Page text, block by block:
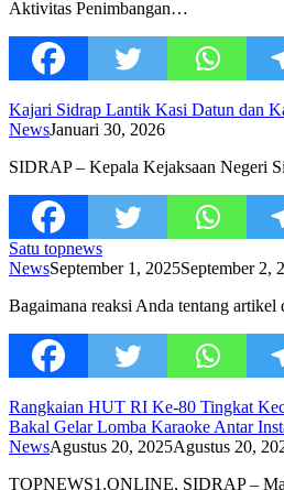
Aktivitas Penimbangan…
Kajari Sidrap Lantik Kasi Datun dan
NewsJanuari 30, 2026
SIDRAP – Kepala Kejaksaan Negeri
Satu topnews
NewsSeptember 1, 2025September 2,
Bagaimana reaksi Anda tentang
Rangkaian HUT RI Ke-80 Tingkat
Bakal Gelar Lomba Karaoke Antar
NewsAgustus 20, 2025Agustus 20,
TOPNEWS1.ONLINE, SIDRAP –